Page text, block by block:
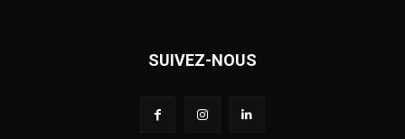
SUIVEZ-NOUS